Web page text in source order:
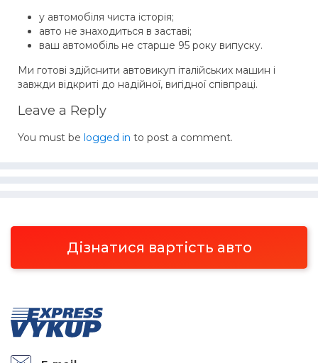
у автомобіля чиста історія;
авто не знаходиться в заставі;
ваш автомобіль не старше 95 року випуску.
Ми готові здійснити автовикуп італійських машин і
завжди відкриті до надійної, вигідної співпраці.
Leave a Reply
You must be logged in to post a comment.
Дізнатися вартість авто